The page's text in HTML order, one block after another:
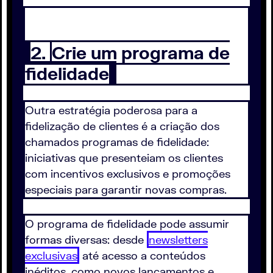
2. Crie um programa de
fidelidade
Outra estratégia poderosa para a
fidelização de clientes é a criação dos
chamados programas de fidelidade:
iniciativas que presenteiam os clientes
com incentivos exclusivos e promoções
especiais para garantir novas compras.
O programa de fidelidade pode assumir
formas diversas: desde newsletters
exclusivas até acesso a conteúdos